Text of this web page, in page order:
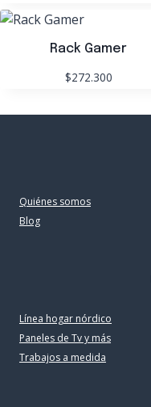
Rack Gamer
$272.300
Quiénes somos
Blog
Línea hogar nórdico
Paneles de Tv y más
Trabajos a medida